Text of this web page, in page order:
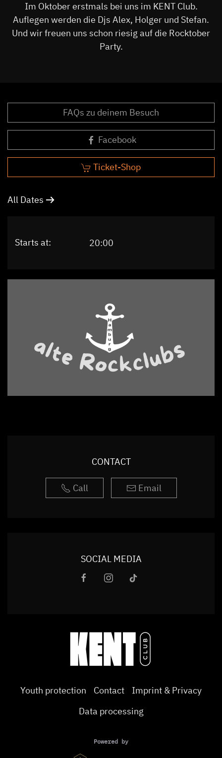
Im Oktober erstmals bei uns im KENT Club.
Auflegen werden die Djs Alex, Holger und Stefan.
Und wir freuen uns schon riesig auf die Rocktober
Party.
FAQs zu deinem Besuch
Facebook
Ticket-Shop
All Dates
Starts at: 20:00
CONTACT
Call Email
SOCIAL MEDIA
Youth protection Contact
Imprint & Privacy
Data processing
Powered by